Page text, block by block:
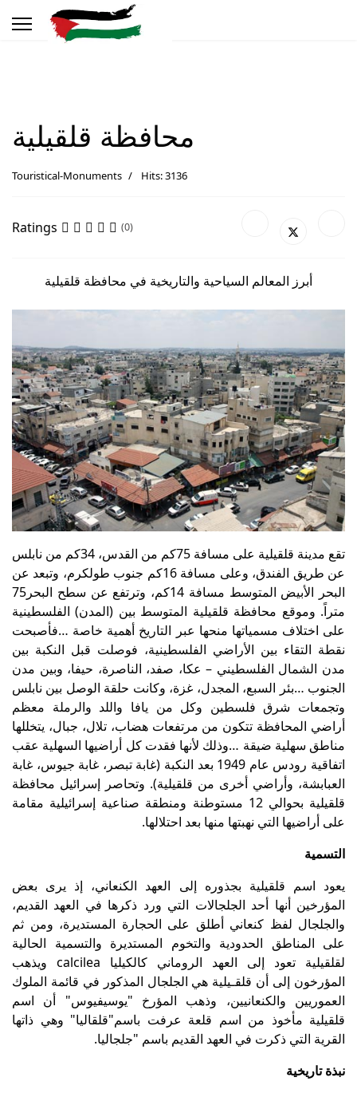
محافظة قلقيلية
Touristical-Monuments Hits: 3136
Ratings (0)
أبرز المعالم السياحية والتاريخية في محافظة قلقيلية
تقع مدينة قلقيلية على مسافة 75كم من القدس، 34كم من نابلس
عن طريق الفندق، وعلى مسافة 16كم جنوب طولكرم، وتبعد عن
البحر الأبيض المتوسط مسافة 14كم، وترتفع عن سطح البحر75
متراً. وموقع محافظة قلقيلية المتوسط بين (المدن) الفلسطينية
على اختلاف مسمياتها منحها عبر التاريخ أهمية خاصة …فأصبحت
نقطة التقاء بين الأراضي الفلسطينية، فوصلت قبل النكبة بين
مدن الشمال الفلسطيني – عكا، صفد، الناصرة، حيفا، وبين مدن
الجنوب …بئر السبع، المجدل، غزة، وكانت حلقة الوصل بين نابلس
وتجمعات شرق فلسطين وكل من يافا واللد والرملة معظم
أراضي المحافظة تتكون من مرتفعات هضاب، تلال، جبال، يتخللها
مناطق سهلية ضيقة …وذلك لأنها فقدت كل أراضيها السهلية عقب
اتفاقية رودس عام 1949 بعد النكبة (غابة تبصر، غابة جيوس، غابة
العبابشة، وأراضي أخرى من قلقيلية). وتحاصر إسرائيل محافظة
قلقيلية بحوالي 12 مستوطنة ومنطقة صناعية إسرائيلية مقامة
على أراضيها التي نهبتها منها بعد احتلالها.
التسمية
يعود اسم قلقيلية بجذوره إلى العهد الكنعاني، إذ يرى بعض
المؤرخين أنها أحد الجلجالات التي ورد ذكرها في العهد القديم،
والجلجال لفظ كنعاني أطلق على الحجارة المستديرة، ومن ثم
على المناطق الحدودية والتخوم المستديرة والتسمية الحالية
لقلقيلية تعود إلى العهد الروماني كالكيليا calcilea ويذهب
المؤرخون إلى أن قلقـيلية هي الجلجال المذكور في قائمة الملوك
العموريين والكنعانيين، وذهب المؤرخ "يوسيفيوس" أن اسم
قلقيلية مأخوذ من اسم قلعة عرفت باسم"قلقاليا" وهي ذاتها
القرية التي ذكرت في العهد القديم باسم "جلجاليا.
نبذة تاريخية